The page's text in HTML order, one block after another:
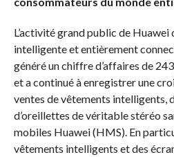
L’activité grand public de
intelligente et entièrement
généré un chiffre d’affaires de
et a continué à enregistrer une
ventes de vêtements intelligents,
d’oreillettes de véritable stéréo
mobiles Huawei (HMS). En
vêtements intelligents et des